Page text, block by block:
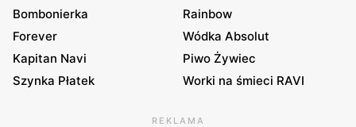
Bombonierka
Rainbow
Forever
Wódka Absolut
Kapitan Navi
Piwo Żywiec
Szynka Płatek
Worki na śmieci RAVI
REKLAMA